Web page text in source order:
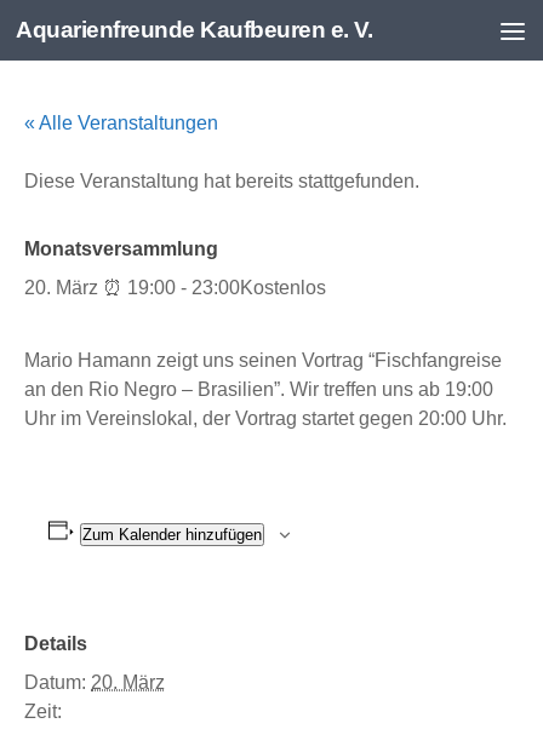
Zum Inhalt springen
Aquarienfreunde Kaufbeuren e. V.
« Alle Veranstaltungen
Diese Veranstaltung hat bereits stattgefunden.
Monatsversammlung
20. März ⏰ 19:00 - 23:00Kostenlos
Mario Hamann zeigt uns seinen Vortrag “Fischfangreise
an den Rio Negro – Brasilien”. Wir treffen uns ab 19:00
Uhr im Vereinslokal, der Vortrag startet gegen 20:00 Uhr.
Zum Kalender hinzufügen
Details
Datum: 20. März
Zeit: